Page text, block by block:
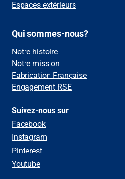
Espaces extérieurs
Qui sommes-nous?
Notre histoire
Notre mission
Fabrication Française
Engagement RSE
Suivez-nous sur
Facebook
Instagram
Pinterest
Youtube